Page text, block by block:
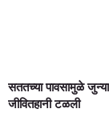
सततच्या पावसामुळे
जीवितहानी टळली